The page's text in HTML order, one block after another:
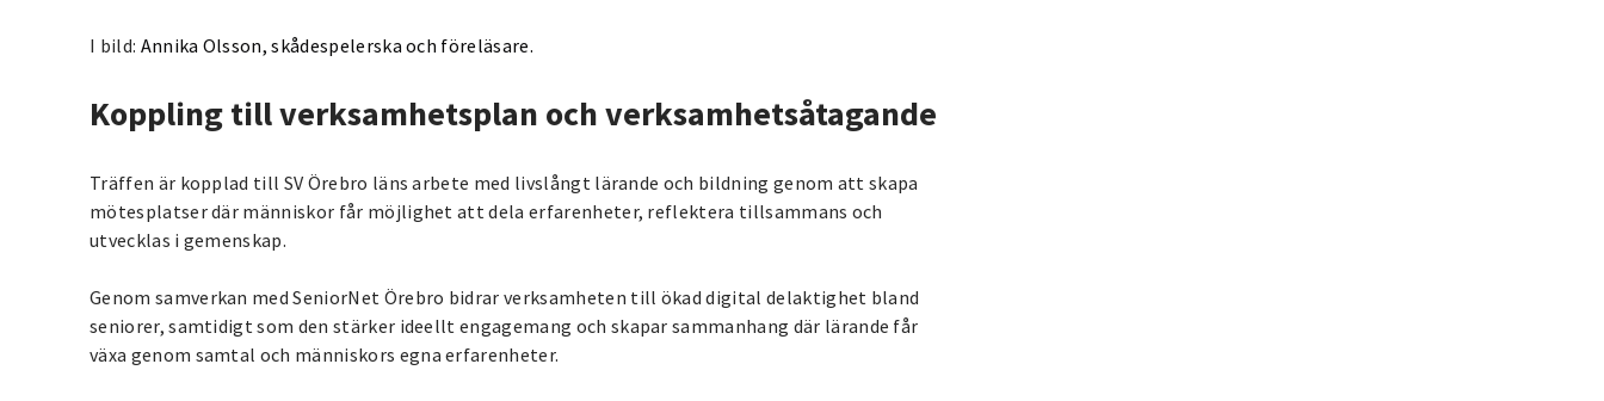
I bild: Annika Olsson, skådespelerska och föreläsare.
Koppling till verksamhetsplan och verksamhetsåtagande
Träffen är kopplad till SV Örebro läns arbete med livslångt lärande och bildning genom att skapa
mötesplatser där människor får möjlighet att dela erfarenheter, reflektera tillsammans och
utvecklas i gemenskap.
Genom samverkan med SeniorNet Örebro bidrar verksamheten till ökad digital delaktighet bland
seniorer, samtidigt som den stärker ideellt engagemang och skapar sammanhang där lärande får
växa genom samtal och människors egna erfarenheter.